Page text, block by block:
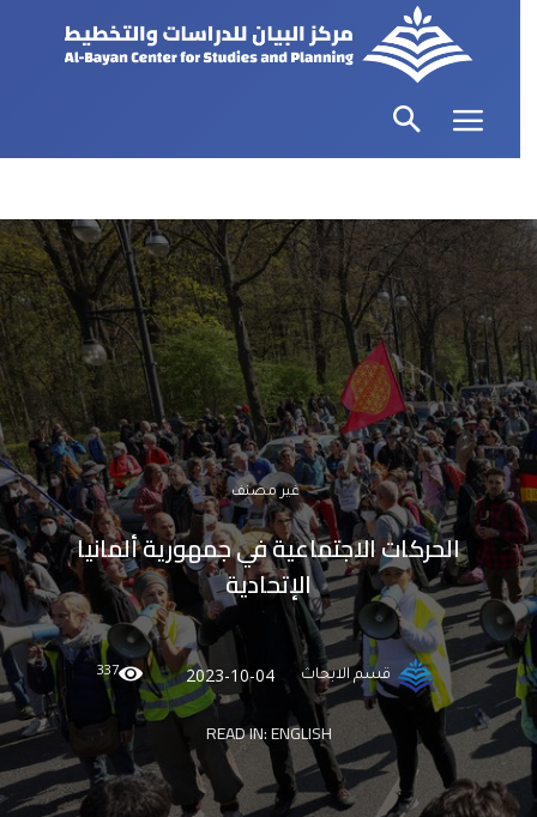
غير مصنف
الحركات الاجتماعية في جمهورية ألمانيا
الإتحادية
قسم الابحاث 2023-10-04
337
READ IN:ENGLISH